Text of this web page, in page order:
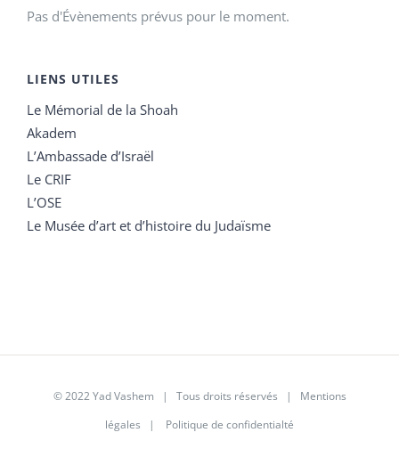
Pas d'Évènements prévus pour le moment.
LIENS UTILES
Le Mémorial de la Shoah
Akadem
L’Ambassade d’Israël
Le CRIF
L’OSE
Le Musée d’art et d’histoire du Judaïsme
© 2022 Yad Vashem | Tous droits réservés | Mentions
légales | Politique de confidentialté